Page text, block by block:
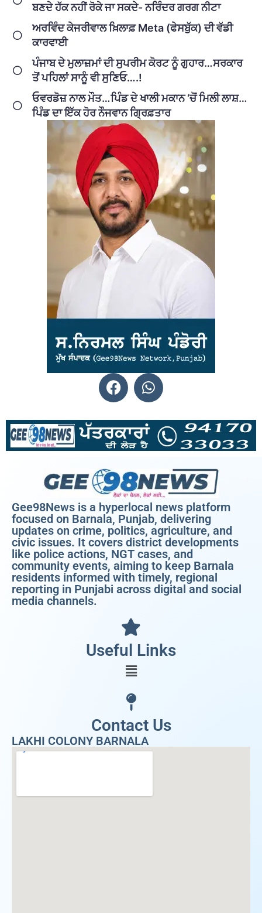
ਬਣਦੇ ਹੱਕ ਨਹੀਂ ਰੋਕੇ ਜਾ ਸਕਦੇ- ਨਰਿੰਦਰ ਗਰਗ ਨੀਟਾ
ਅਰਵਿੰਦ ਕੇਜਰੀਵਾਲ ਖ਼ਿਲਾਫ਼ Meta (ਫੇਸਬੁੱਕ) ਦੀ ਵੱਡੀ
ਕਾਰਵਾਈ
ਪੰਜਾਬ ਦੇ ਮੁਲਾਜ਼ਮਾਂ ਦੀ ਸੁਪਰੀਮ ਕੋਰਟ ਨੂੰ ਗੁਹਾਰ…ਸਰਕਾਰ
ਤੋਂ ਪਹਿਲਾਂ ਸਾਨੂੰ ਵੀ ਸੁਣਿਓ….!
ਓਵਰਡੋਜ਼ ਨਾਲ ਮੌਤ…ਪਿੰਡ ਦੇ ਖਾਲੀ ਮਕਾਨ ‘ਚੋਂ ਮਿਲੀ ਲਾਸ਼…
ਪਿੰਡ ਦਾ ਇੱਕ ਹੋਰ ਨੌਜਵਾਨ ਗ੍ਰਿਫ਼ਤਾਰ
Gee98News is a hyperlocal news platform
focused on Barnala, Punjab, delivering
updates on crime, politics, agriculture, and
civic issues. It covers district developments
like police actions, NGT cases, and
community events, aiming to keep Barnala
residents informed with timely, regional
reporting in Punjabi across digital and social
media channels.
Useful Links
Contact Us
LAKHI COLONY BARNALA